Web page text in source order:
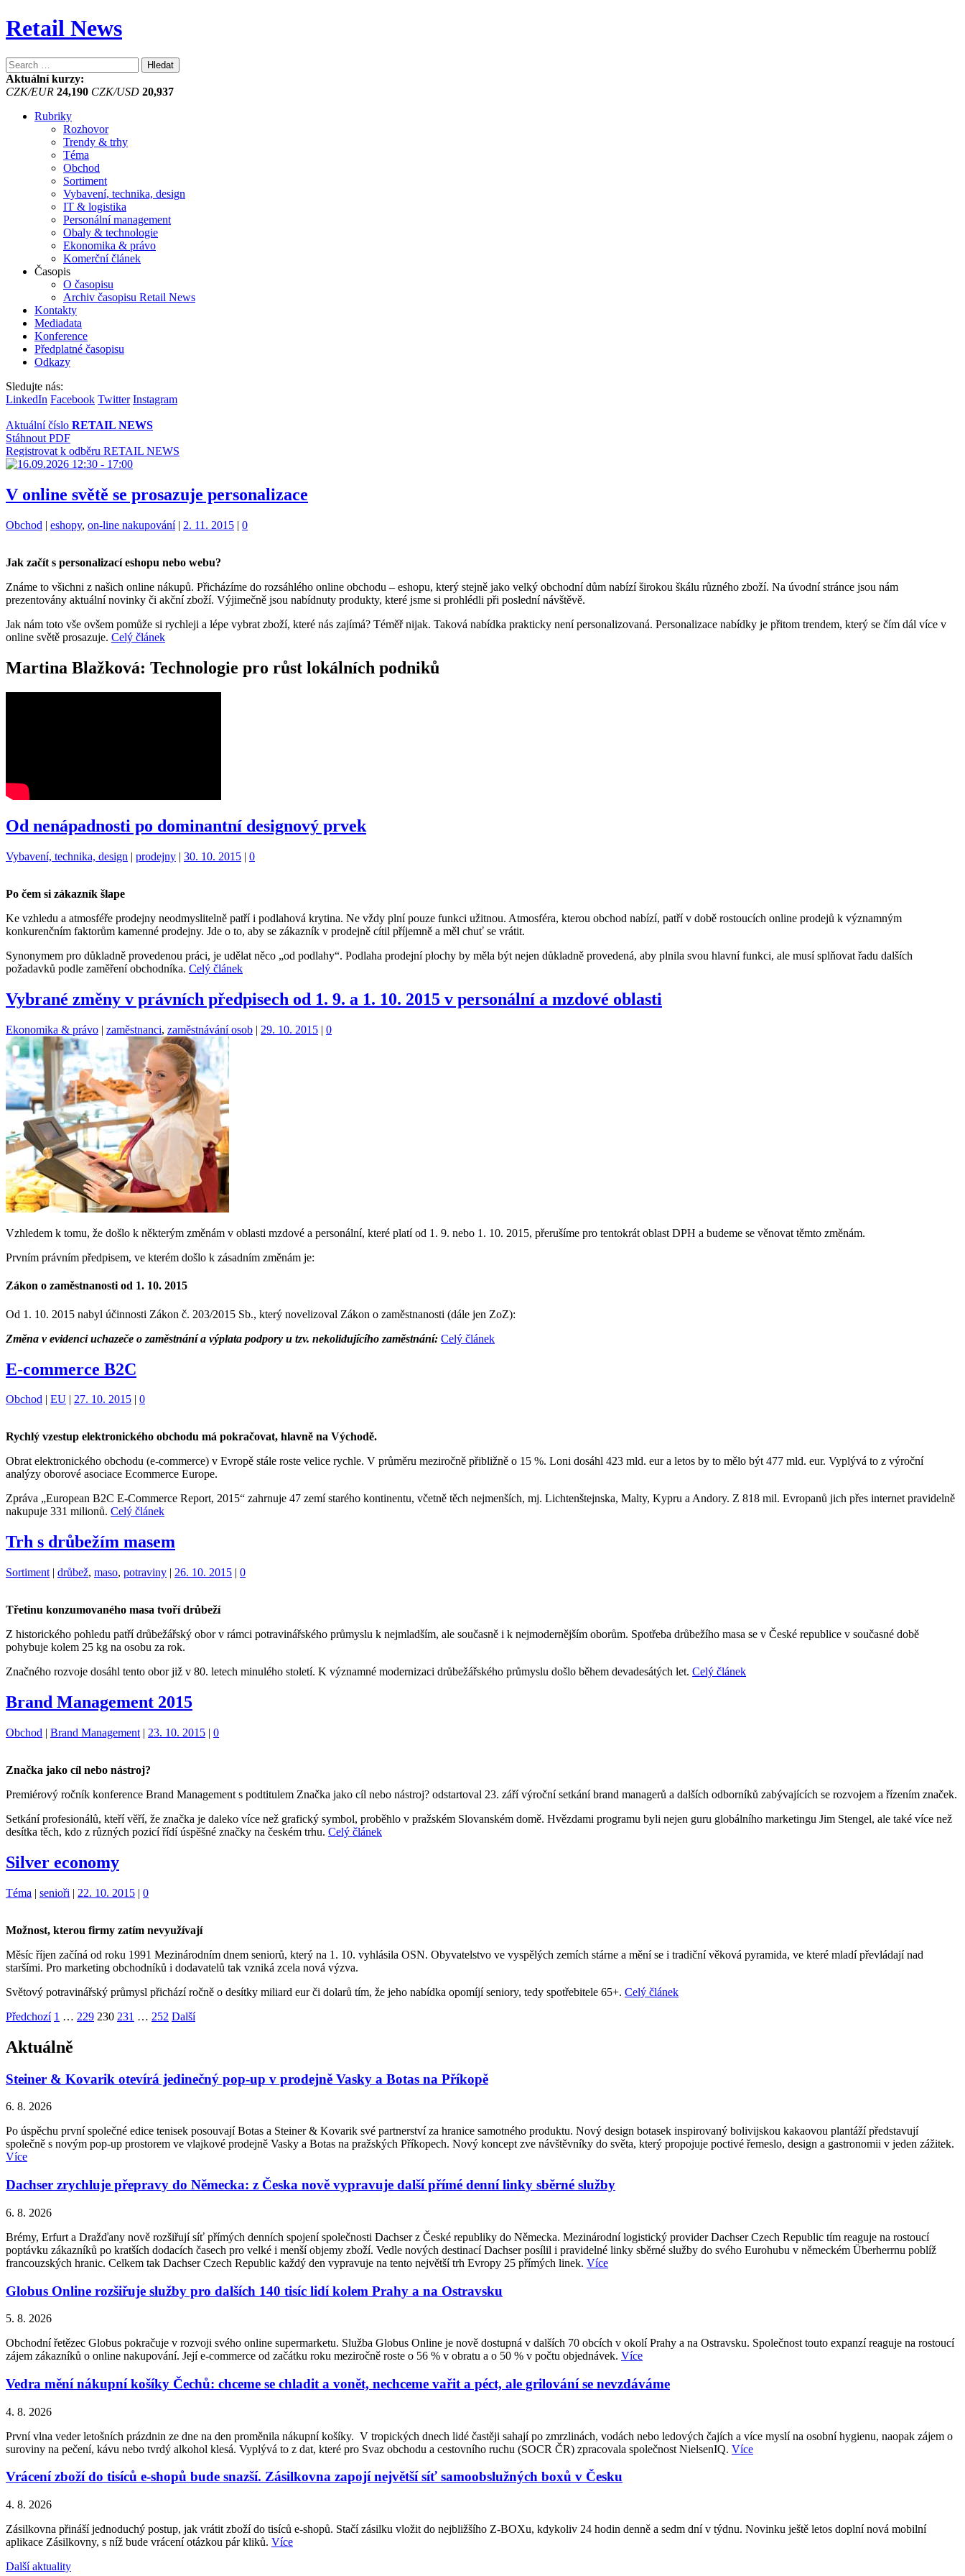
Retail News
Vyhledávání
Aktuální kurzy:
CZK/EUR 24,190 CZK/USD 20,937
Rubriky
Rozhovor
Trendy & trhy
Téma
Obchod
Sortiment
Vybavení, technika, design
IT & logistika
Personální management
Obaly & technologie
Ekonomika & právo
Komerční článek
Časopis
O časopisu
Archiv časopisu Retail News
Kontakty
Mediadata
Konference
Předplatné časopisu
Odkazy
Sledujte nás:
LinkedIn Facebook Twitter Instagram
Aktuální číslo RETAIL NEWS
Stáhnout PDF
Registrovat k odběru RETAIL NEWS
V online světě se prosazuje personalizace
Kategorie:
Obchod | Štítky:
eshopy, on-line nakupování | 2. 11. 2015 | 0
Jak začít s personalizací eshopu nebo webu?
Známe to všichni z našich online nákupů. Přicházíme do rozsáhlého online obchodu – eshopu, který stejně jako velký obchodní dům nabízí širokou škálu různého zboží. Na úvodní stránce jsou nám
prezentovány aktuální novinky či akční zboží. Výjimečně jsou nabídnuty produkty, které jsme si prohlédli při poslední návštěvě.
Jak nám toto vše ovšem pomůže si rychleji a lépe vybrat zboží, které nás zajímá? Téměř nijak. Taková nabídka prakticky není personalizovaná. Personalizace nabídky je přitom trendem, který se čím dál více v
online světě prosazuje. Celý článek
Martina Blažková: Technologie pro růst lokálních podniků
Od nenápadnosti po dominantní designový prvek
Kategorie:
Vybavení, technika, design | Štítky:
prodejny | 30. 10. 2015 | 0
Po čem si zákazník šlape
Ke vzhledu a atmosféře prodejny neodmyslitelně patří i podlahová krytina. Ne vždy plní pouze funkci užitnou. Atmosféra, kterou obchod nabízí, patří v době rostoucích online prodejů k významným
konkurenčním faktorům kamenné prodejny. Jde o to, aby se zákazník v prodejně cítil příjemně a měl chuť se vrátit.
Synonymem pro důkladně provedenou práci, je udělat něco „od podlahy“. Podlaha prodejní plochy by měla být nejen důkladně provedená, aby plnila svou hlavní funkci, ale musí splňovat řadu dalších
požadavků podle zaměření obchodníka. Celý článek
Vybrané změny v právních předpisech od 1. 9. a 1. 10. 2015 v personální a mzdové oblasti
Kategorie:
Ekonomika & právo | Štítky:
zaměstnanci, zaměstnávání osob | 29. 10. 2015 | 0
Vzhledem k tomu, že došlo k některým změnám v oblasti mzdové a personální, které platí od 1. 9. nebo 1. 10. 2015, přerušíme pro tentokrát oblast DPH a budeme se věnovat těmto změnám.
Prvním právním předpisem, ve kterém došlo k zásadním změnám je:
Zákon o zaměstnanosti od 1. 10. 2015
Od 1. 10. 2015 nabyl účinnosti Zákon č. 203/2015 Sb., který novelizoval Zákon o zaměstnanosti (dále jen ZoZ):
Změna v evidenci uchazeče o zaměstnání a výplata podpory u tzv. nekolidujícího zaměstnání: Celý článek
E-commerce B2C
Kategorie:
Obchod Štítky:
EU 27. 10. 2015 0
Rychlý vzestup elektronického obchodu má pokračovat, hlavně na Východě.
Obrat elektronického obchodu (e-commerce) v Evropě stále roste velice rychle. V průměru meziročně přibližně o 15 %. Loni dosáhl 423 mld. eur a letos by to mělo být 477 mld. eur. Vyplývá to z výroční
analýzy oborové asociace Ecommerce Europe.
Zpráva „European B2C E-Commerce Report, 2015“ zahrnuje 47 zemí starého kontinentu, včetně těch nejmenších, mj. Lichtenštejnska, Malty, Kypru a Andory. Z 818 mil. Evropanů jich přes internet pravidelně
nakupuje 331 milionů. Celý článek
Trh s drůbežím masem
Kategorie:
Sortiment | Štítky:
drůbež, maso, potraviny | 26. 10. 2015 | 0
Třetinu konzumovaného masa tvoří drůbeží
Z historického pohledu patří drůbežářský obor v rámci potravinářského průmyslu k nejmladším, ale současně i k nejmodernějším oborům. Spotřeba drůbežího masa se v České republice v současné době
pohybuje kolem 25 kg na osobu za rok.
Značného rozvoje dosáhl tento obor již v 80. letech minulého století. K významné modernizaci drůbežářského průmyslu došlo během devadesátých let. Celý článek
Brand Management 2015
Kategorie:
Obchod | Štítky:
Brand Management | 23. 10. 2015 | 0
Značka jako cíl nebo nástroj?
Premiérový ročník konference Brand Management s podtitulem Značka jako cíl nebo nástroj? odstartoval 23. září výroční setkání brand managerů a dalších odborníků zabývajících se rozvojem a řízením značek.
Setkání profesionálů, kteří věří, že značka je daleko více než grafický symbol, proběhlo v pražském Slovanském domě. Hvězdami programu byli nejen guru globálního marketingu Jim Stengel, ale také více než
desítka těch, kdo z různých pozicí řídí úspěšné značky na českém trhu. Celý článek
Silver economy
Kategorie:
Téma | Štítky:
senioři | 22. 10. 2015 | 0
Možnost, kterou firmy zatím nevyužívají
Měsíc říjen začíná od roku 1991 Mezinárodním dnem seniorů, který na 1. 10. vyhlásila OSN. Obyvatelstvo ve vyspělých zemích stárne a mění se i tradiční věková pyramida, ve které mladí převládají nad
staršími. Pro marketing obchodníků i dodavatelů tak vzniká zcela nová výzva.
Světový potravinářský průmysl přichází ročně o desítky miliard eur či dolarů tím, že jeho nabídka opomíjí seniory, tedy spotřebitele 65+. Celý článek
Stránkování
příspěvků
Předchozí Strana
1 … Strana
229 Strana
230 Strana
231 … Strana
252 Další
Aktuálně
Steiner & Kovarik otevírá jedinečný pop-up v prodejně Vasky a Botas na Příkopě
6. 8. 2026
Po úspěchu první společné edice tenisek posouvají Botas a Steiner & Kovarik své partnerství za hranice samotného produktu. Nový design botasek inspirovaný bolivijskou kakaovou plantáží představují
společně s novým pop-up prostorem ve vlajkové prodejně Vasky a Botas na pražských Příkopech. Nový koncept zve návštěvníky do světa, který propojuje poctivé řemeslo, design a gastronomii v jeden zážitek.
Více
Dachser zrychluje přepravy do Německa: z Česka nově vypravuje další přímé denní linky sběrné služby
6. 8. 2026
Brémy, Erfurt a Dražďany nově rozšiřují síť přímých denních spojení společnosti Dachser z České republiky do Německa. Mezinárodní logistický provider Dachser Czech Republic tím reaguje na rostoucí
poptávku zákazníků po kratších dodacích časech pro velké i menší objemy zboží. Vedle nových destinací Dachser posílil i pravidelné linky sběrné služby do svého Eurohubu v německém Überherrnu poblíž
francouzských hranic. Celkem tak Dachser Czech Republic každý den vypravuje na tento největší trh Evropy 25 přímých linek. Více
Globus Online rozšiřuje služby pro dalších 140 tisíc lidí kolem Prahy a na Ostravsku
5. 8. 2026
Obchodní řetězec Globus pokračuje v rozvoji svého online supermarketu. Služba Globus Online je nově dostupná v dalších 70 obcích v okolí Prahy a na Ostravsku. Společnost touto expanzí reaguje na rostoucí
zájem zákazníků o online nakupování. Její e-commerce od začátku roku meziročně roste o 56 % v obratu a o 50 % v počtu objednávek. Více
Vedra mění nákupní košíky Čechů: chceme se chladit a vonět, nechceme vařit a péct, ale grilování se nevzdáváme
4. 8. 2026
První vlna veder letošních prázdnin ze dne na den proměnila nákupní košíky. V tropických dnech lidé častěji sahají po zmrzlinách, vodách nebo ledových čajích a více myslí na osobní hygienu, naopak zájem o
suroviny na pečení, kávu nebo tvrdý alkohol klesá. Vyplývá to z dat, které pro Svaz obchodu a cestovního ruchu (SOCR ČR) zpracovala společnost NielsenIQ. Více
Vrácení zboží do tisíců e-shopů bude snazší. Zásilkovna zapojí největší síť samoobslužných boxů v Česku
4. 8. 2026
Zásilkovna přináší jednoduchý postup, jak vrátit zboží do tisíců e-shopů. Stačí zásilku vložit do nejbližšího Z-BOXu, kdykoliv 24 hodin denně a sedm dní v týdnu. Novinku ještě letos doplní nová mobilní
aplikace Zásilkovny, s níž bude vrácení otázkou pár kliků. Více
Další aktuality